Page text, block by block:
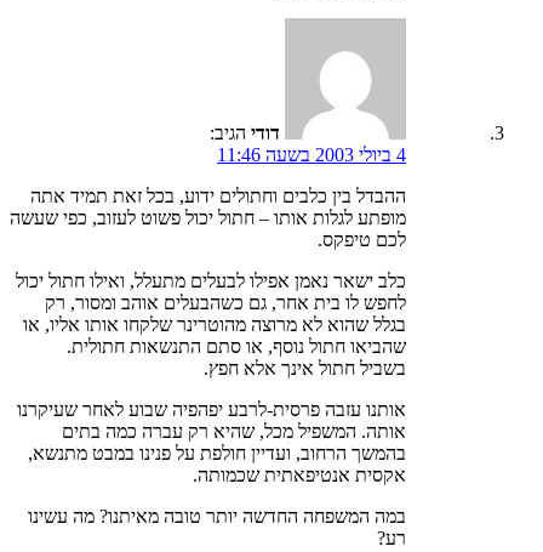
דודי הגיב:
4 ביולי 2003 בשעה 11:46
ההבדל בין כלבים וחתולים ידוע, בכל זאת תמיד אתה
מופתע לגלות אותו – חתול יכול פשוט לעזוב, כפי שעשה
לכם טיפקס.
כלב ישאר נאמן אפילו לבעלים מתעלל, ואילו חתול יכול
לחפש לו בית אחר, גם כשהבעלים אוהב ומסור, רק
בגלל שהוא לא מרוצה מהוטרינר שלקחו אותו אליו, או
שהביאו חתול נוסף, או סתם התנשאות חתולית.
בשביל חתול אינך אלא חפץ.
אותנו עזבה פרסית-לרבע יפהפיה שבוע לאחר שעיקרנו
אותה. המשפיל מכל, שהיא רק עברה כמה בתים
בהמשך הרחוב, ועדיין חולפת על פנינו במבט מתנשא,
אקסית אנטיפאתית שכמותה.
במה המשפחה החדשה יותר טובה מאיתנו? מה עשינו
רע?